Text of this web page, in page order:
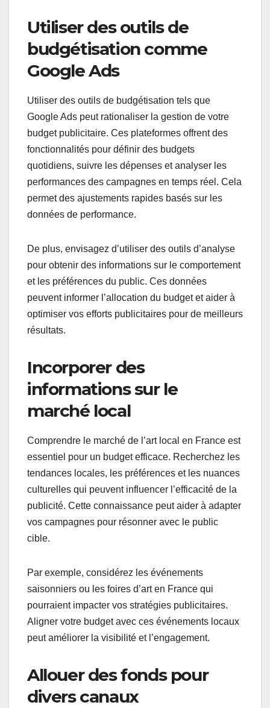
Utiliser des outils de
budgétisation comme
Google Ads
Utiliser des outils de budgétisation tels que
Google Ads peut rationaliser la gestion de votre
budget publicitaire. Ces plateformes offrent des
fonctionnalités pour définir des budgets
quotidiens, suivre les dépenses et analyser les
performances des campagnes en temps réel. Cela
permet des ajustements rapides basés sur les
données de performance.
De plus, envisagez d’utiliser des outils d’analyse
pour obtenir des informations sur le comportement
et les préférences du public. Ces données
peuvent informer l’allocation du budget et aider à
optimiser vos efforts publicitaires pour de meilleurs
résultats.
Incorporer des
informations sur le
marché local
Comprendre le marché de l’art local en France est
essentiel pour un budget efficace. Recherchez les
tendances locales, les préférences et les nuances
culturelles qui peuvent influencer l’efficacité de la
publicité. Cette connaissance peut aider à adapter
vos campagnes pour résonner avec le public
cible.
Par exemple, considérez les événements
saisonniers ou les foires d’art en France qui
pourraient impacter vos stratégies publicitaires.
Aligner votre budget avec ces événements locaux
peut améliorer la visibilité et l’engagement.
Allouer des fonds pour
divers canaux